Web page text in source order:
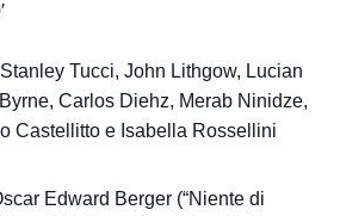
Tucci, John Lithgow, Lucian
Carlos Diehz, Merab Ninidze,
Castellitto e Isabella Rossellini
Edward Berger (“Niente di